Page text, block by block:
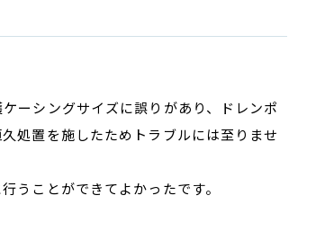
ーシングサイズに誤りがあり、ドレンポ
処置を施したためトラブルには至りませ
うことができてよかったです。